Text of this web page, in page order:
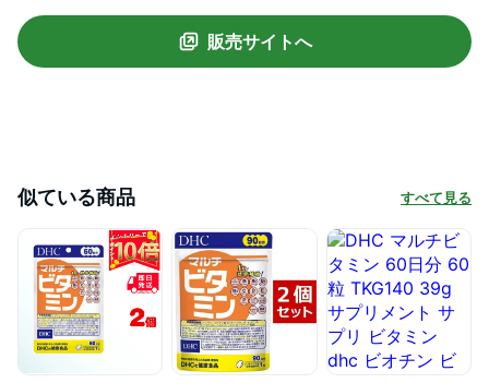
トテン酸 ビオチン 葉酸 ビタミンC ビタミ
ンD ビタミンE
販売サイトへ
似ている商品 すべて見る